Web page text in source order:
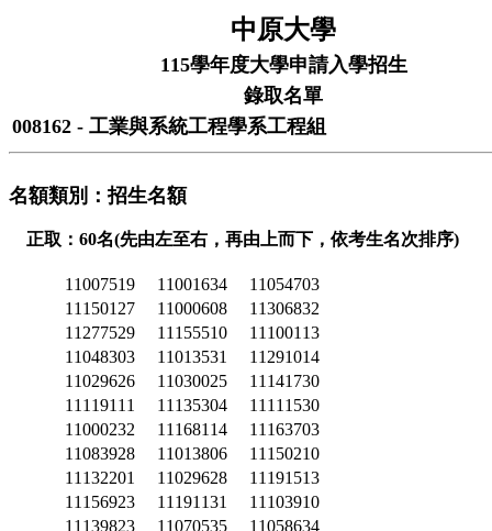
中原大學
115學年度大學申請入學招生
錄取名單
008162 - 工業與系統工程學系工程組
名額類別：招生名額
正取：60名(先由左至右，再由上而下，依考生名次排序)
11007519 11001634
11054703
11150127
11000608
11306832
11277529
11155510
11100113
11048303
11013531
11291014
11029626
11030025
11141730
11119111
11135304
11111530
11000232
11168114
11163703
11083928
11013806
11150210
11132201
11029628
11191513
11156923
11191131
11103910
11139823
11070535
11058634